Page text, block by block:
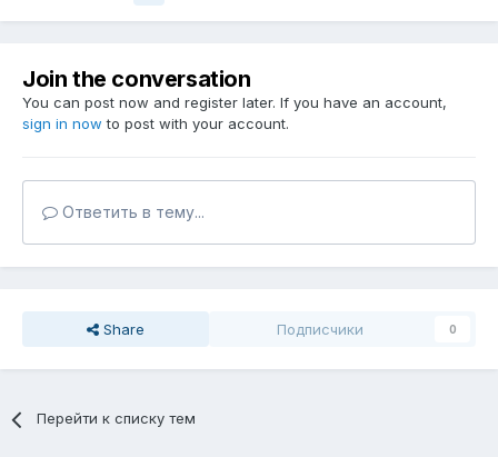
Join the conversation
You can post now and register later. If you have an account,
sign in now to post with your account.
Ответить в тему...
Share Подписчики 0
Перейти к списку тем